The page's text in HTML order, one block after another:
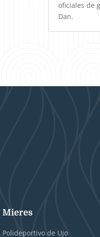
oficiales de
Dan.
Mieres
Polideportivo de Ujo